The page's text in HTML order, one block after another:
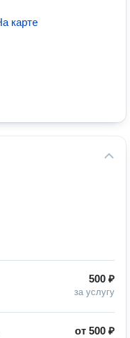
карте
500 ₽
за услугу
от 500 ₽